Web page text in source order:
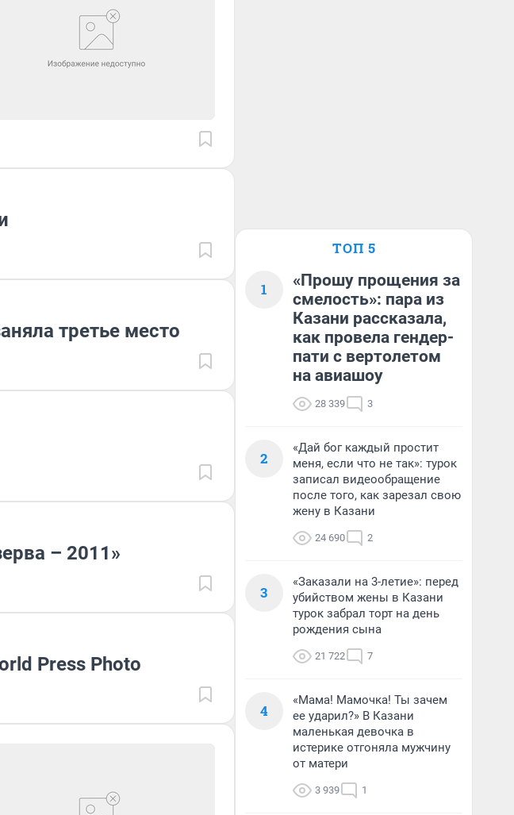
третье место
– 2011»
Press Photo
ТОП 5
1
«Прошу прощения за
смелость»: пара из
Казани рассказала,
как провела гендер-
пати с вертолетом
на авиашоу
28 339 3
2
«Дай бог каждый простит
меня, если что не так»: турок
записал видеообращение
после того, как зарезал свою
жену в Казани
24 690 2
3
«Заказали на 3-летие»: перед
убийством жены в Казани
турок забрал торт на день
рождения сына
21 722 7
4
«Мама! Мамочка! Ты зачем
ее ударил?» В Казани
маленькая девочка в
истерике отгоняла мужчину
от матери
3 939 1